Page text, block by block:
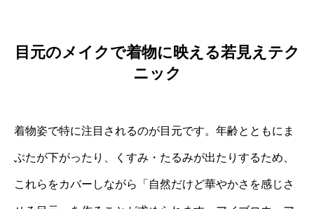
目元のメイクで着物に映える若見えテク
ニック
着物姿で特に注目されるのが目元です。年齢とともにま
ぶたが下がったり、くすみ・たるみが出たりするため、
これらをカバーしながら「自然だけど華やかさを感じさ